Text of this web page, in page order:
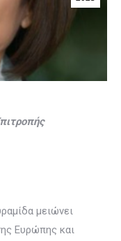
μειώνει
Ευρώπης και